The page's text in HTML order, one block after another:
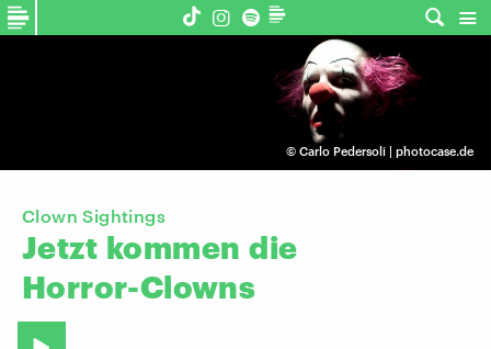
© Carlo Pedersoli | photocase.de
Clown Sightings
Jetzt kommen die
Horror-Clowns